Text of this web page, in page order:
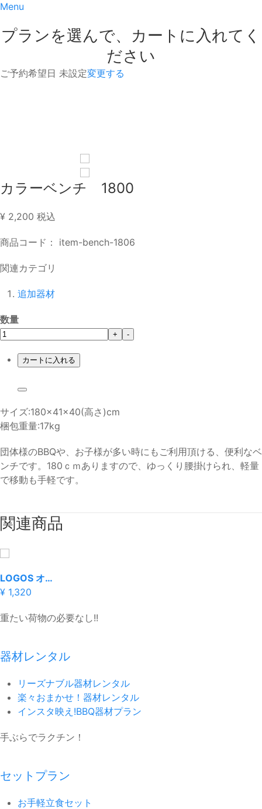
Menu
プランを選んで、カートに入れてく
ださい
ご予約希望日 未設定変更する
カラーベンチ 1800
¥ 2,200 税込
商品コード： item-bench-1806
関連カテゴリ
追加器材
数量
+ -
カートに入れる
サイズ:180×41×40(高さ)cm
梱包重量:17kg
団体様のBBQや、お子様が多い時にもご利用頂ける、便利なベ
ンチです。180ｃｍありますので、ゆっくり腰掛けられ、軽量
で移動も手軽です。
関連商品
LOGOS オートレッグベンチ（2人用）
¥ 1,320
重たい荷物の必要なし!!
器材レンタル
リーズナブル器材レンタル
楽々おまかせ！器材レンタル
インスタ映え!BBQ器材プラン
手ぶらでラクチン！
セットプラン
お手軽立食セット